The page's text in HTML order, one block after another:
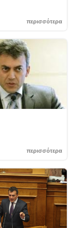
περισσότερα
περισσότερα